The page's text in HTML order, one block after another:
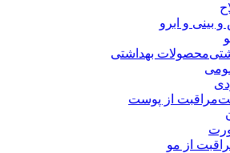
بینی و ابرو
محصولات بهداشتی
مراقبت از پوست
از مو